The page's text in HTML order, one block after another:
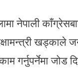
नेपाली
खड्काले
गर्नुपर्नेमा जोड